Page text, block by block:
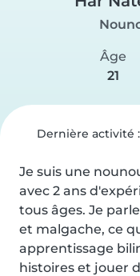
Âge
21
Dernière activité :
Je suis une
avec 2 ans
tous âges. Je
et malgache, ce
apprentissage
histoires et jouer